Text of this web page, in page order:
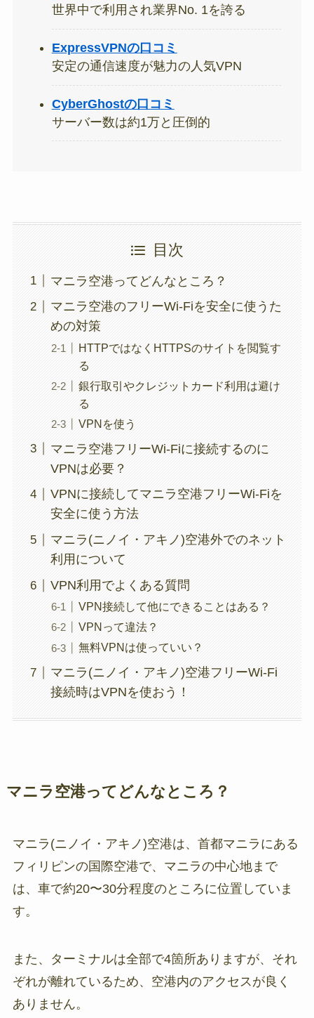
世界中で利用され業界No. 1を誇る
ExpressVPNの口コミ
安定の通信速度が魅力の人気VPN
CyberGhostの口コミ
サーバー数は約1万と圧倒的
目次
マニラ空港ってどんなところ？
マニラ空港のフリーWi-Fiを安全に使うた
めの対策
HTTPではなくHTTPSのサイトを閲覧す
る
銀行取引やクレジットカード利用は避け
る
VPNを使う
マニラ空港フリーWi-Fiに接続するのに
VPNは必要？
VPNに接続してマニラ空港フリーWi-Fiを
安全に使う方法
マニラ(ニノイ・アキノ)空港外でのネット
利用について
VPN利用でよくある質問
VPN接続して他にできることはある？
VPNって違法？
無料VPNは使っていい？
マニラ(ニノイ・アキノ)空港フリーWi-Fi
接続時はVPNを使おう！
マニラ空港ってどんなところ？
マニラ(ニノイ・アキノ)空港は、首都マニラにある
フィリピンの国際空港で、マニラの中心地まで
は、車で約20〜30分程度のところに位置していま
す。
また、ターミナルは全部で4箇所ありますが、それ
ぞれが離れているため、空港内のアクセスが良く
ありません。